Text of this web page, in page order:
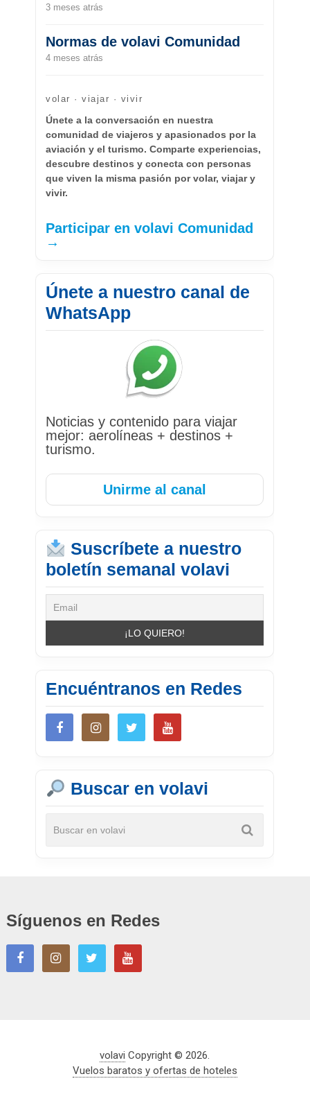
3 meses atrás
Normas de volavi Comunidad
4 meses atrás
volar · viajar · vivir
Únete a la conversación en nuestra
comunidad de viajeros y apasionados por la
aviación y el turismo. Comparte experiencias,
descubre destinos y conecta con personas
que viven la misma pasión por volar, viajar y
vivir.
Participar en volavi Comunidad
→
Únete a nuestro canal de
WhatsApp
Noticias y contenido para viajar
mejor: aerolíneas + destinos +
turismo.
Unirme al canal
Suscríbete a nuestro
boletín semanal volavi
Encuéntranos en Redes
Buscar en volavi
Síguenos en Redes
volavi Copyright © 2026.
Vuelos baratos y ofertas de hoteles